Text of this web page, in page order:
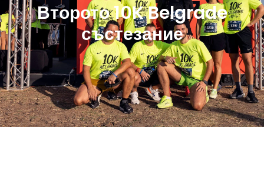
Второто 10K Belgrade
състезание